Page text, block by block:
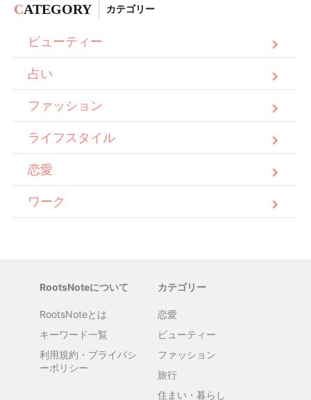
CATEGORY カテゴリー
ビューティー
占い
ファッション
ライフスタイル
恋愛
ワーク
RootsNoteについて
RootsNoteとは
キーワード一覧
利用規約・プライバシ
ーポリシー
カテゴリー
恋愛
ビューティー
ファッション
旅行
住まい・暮らし